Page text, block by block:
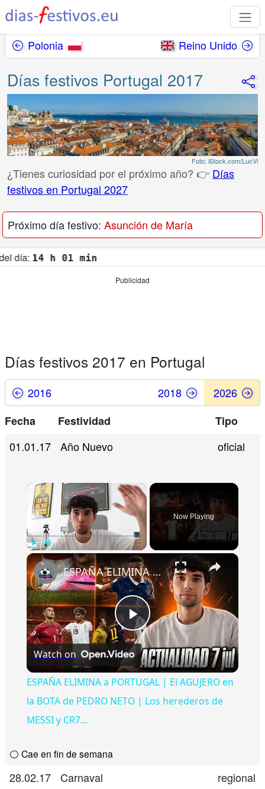
Polonia Reino Unido
Días festivos Portugal 2017
Foto: iStock.com/LucVi
¿Tienes curiosidad por el próximo año? 👉 Días
festivos en Portugal 2027
Próximo día festivo: Asunción de María
01 min
Publicidad
Días festivos 2017 en Portugal
2016 2018
2026
Fecha
Festividad
Tipo
01.01.17
Año Nuevo oficial
Play Unmute Fullscreen
Now Playing
Play
Video
ESPAÑA ELIMINA a PORTUGAL | El AGUJERO en la BOTA de PEDRO NETO | Los herederos de MESSI y CR7...
Watch on
ESPAÑA ELIMINA a PORTUGAL | El AGUJERO en
la BOTA de PEDRO NETO | Los herederos de
MESSI y CR7...
⚪ Cae en fin de semana
28.02.17 Carnaval regional